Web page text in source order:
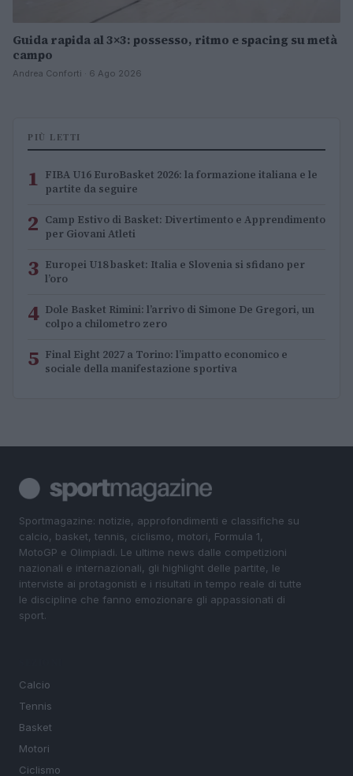
Guida rapida al 3×3: possesso, ritmo e spacing su metà
campo
Andrea Conforti · 6 Ago 2026
PIÙ LETTI
1 FIBA U16 EuroBasket 2026: la formazione italiana e le
partite da seguire
2 Camp Estivo di Basket: Divertimento e Apprendimento
per Giovani Atleti
3 Europei U18 basket: Italia e Slovenia si sfidano per
l’oro
4 Dole Basket Rimini: l’arrivo di Simone De Gregori, un
colpo a chilometro zero
5 Final Eight 2027 a Torino: l’impatto economico e
sociale della manifestazione sportiva
Sportmagazine: notizie, approfondimenti e classifiche su
calcio, basket, tennis, ciclismo, motori, Formula 1,
MotoGP e Olimpiadi. Le ultime news dalle competizioni
nazionali e internazionali, gli highlight delle partite, le
interviste ai protagonisti e i risultati in tempo reale di tutte
le discipline che fanno emozionare gli appassionati di
sport.
Calcio
Tennis
Basket
Motori
Ciclismo